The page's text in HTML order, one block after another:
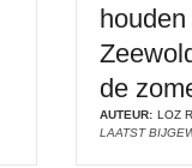
houden
de
AUTEUR: LOZ
LAATST